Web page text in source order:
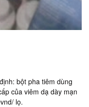
bột pha tiêm dùng
của viêm dạ dày mạn
lọ.